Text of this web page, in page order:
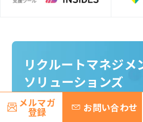
リクルートマネジメ
ソリューションズ
企業サイトはこちら
メルマガ
登録 お問い合わせ